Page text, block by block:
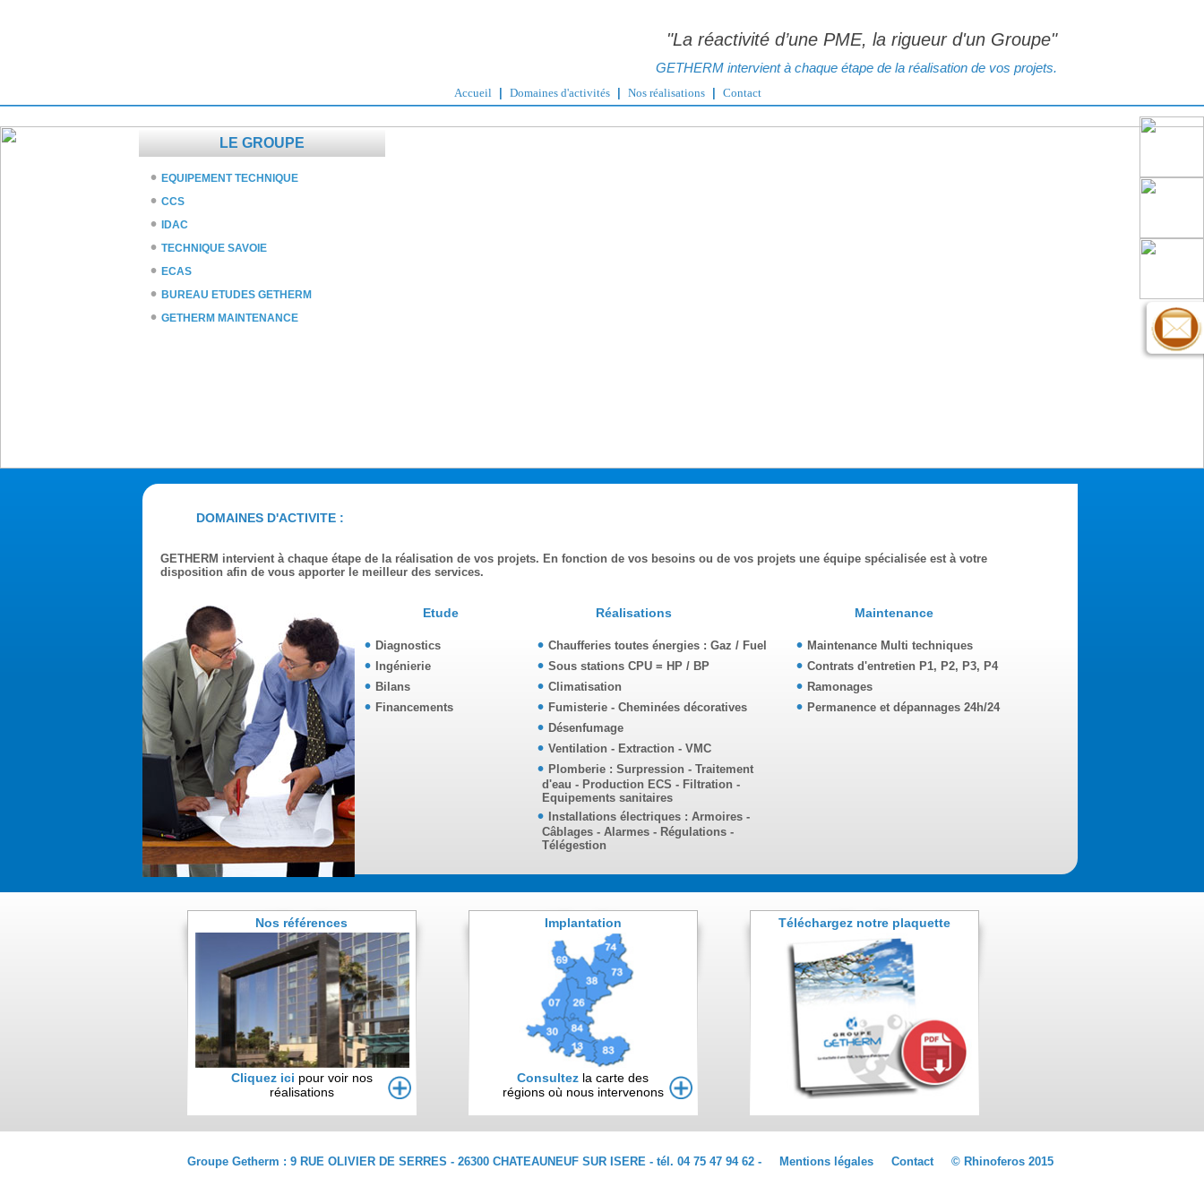
"La réactivité d’une PME, la rigueur d'un Groupe"
GETHERM intervient à chaque étape de la réalisation de vos projets.
Accueil Domaines d'activités Nos réalisations Contact
LE GROUPE
EQUIPEMENT TECHNIQUE
CCS
IDAC
TECHNIQUE SAVOIE
ECAS
BUREAU ETUDES GETHERM
GETHERM MAINTENANCE
DOMAINES D'ACTIVITE :
GETHERM intervient à chaque étape de la réalisation de vos projets. En fonction de vos besoins ou de vos projets une équipe spécialisée est à votre
disposition afin de vous apporter le meilleur des services.
Etude
Diagnostics
Ingénierie
Bilans
Financements
Réalisations
Chaufferies toutes énergies : Gaz / Fuel
Sous stations CPU = HP / BP
Climatisation
Fumisterie - Cheminées décoratives
Désenfumage
Ventilation - Extraction - VMC
Plomberie : Surpression - Traitement
d'eau - Production ECS - Filtration -
Equipements sanitaires
Installations électriques : Armoires -
Câblages - Alarmes - Régulations -
Télégestion
Maintenance
Maintenance Multi techniques
Contrats d'entretien P1, P2, P3, P4
Ramonages
Permanence et dépannages 24h/24
Nos références
Cliquez ici pour voir nos
réalisations
Implantation
Consultez la carte des
régions où nous intervenons
Téléchargez notre plaquette
Groupe Getherm : 9 RUE OLIVIER DE SERRES - 26300 CHATEAUNEUF SUR ISERE - tél. 04 75 47 94 62 - Mentions légales Contact © Rhinoferos 2015